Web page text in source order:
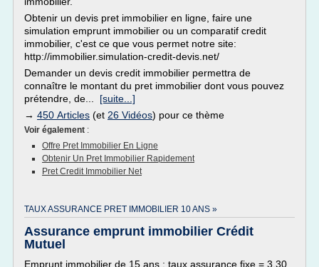
Obtenir un devis pret immobilier en ligne, faire une
simulation emprunt immobilier ou un comparatif credit
immobilier, c'est ce que vous permet notre site:
http://immobilier.simulation-credit-devis.net/
Demander un devis credit immobilier permettra de
connaître le montant du pret immobilier dont vous pouvez
prétendre, de... [suite...]
→ 450 Articles (et 26 Vidéos) pour ce thème
Voir également :
Offre Pret Immobilier En Ligne
Obtenir Un Pret Immobilier Rapidement
Pret Credit Immobilier Net
TAUX ASSURANCE PRET IMMOBILIER 10 ANS »
Assurance emprunt immobilier Crédit
Mutuel
Emprunt immobilier de 15 ans : taux assurance fixe = 3,30